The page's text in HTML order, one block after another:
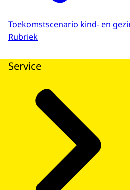
Toekomstscenario kind- en
Rubriek
Service